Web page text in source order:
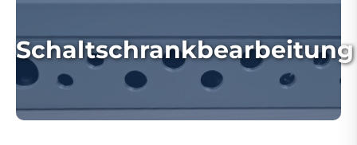
Schaltschrankbearbeitung